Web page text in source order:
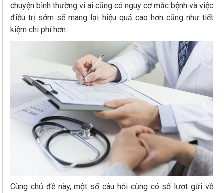
chuyện bình thường vi ai cũng có nguy cơ mắc bệnh và việc
điều trị sớm sẽ mang lại hiệu quả cao hơn cũng như tiết
kiệm chi phí hơn.
Cùng chủ đề này, một số câu hỏi cũng có số lượt gửi về